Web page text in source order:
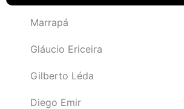
Marrapá
Gláucio Ericeira
Gilberto Léda
Diego Emir